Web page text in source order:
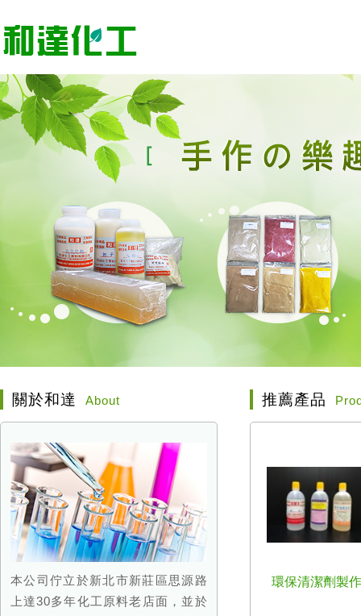
關於和達 About
本公司佇立於新北市新莊區思源路
上達30多年化工原料老店面，並於
推薦產品
環保清潔劑製作